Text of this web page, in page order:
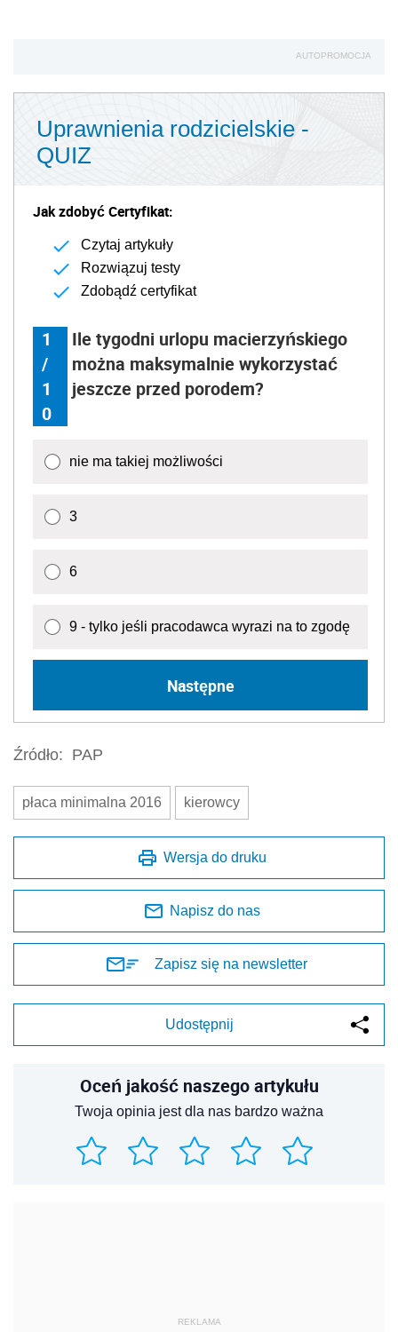
AUTOPROMOCJA
Uprawnienia rodzicielskie -
QUIZ
Jak zdobyć Certyfikat:
Czytaj artykuły
Rozwiązuj testy
Zdobądź certyfikat
1
/
1
0
Ile tygodni urlopu macierzyńskiego
można maksymalnie wykorzystać
jeszcze przed porodem?
nie ma takiej możliwości
3
6
9 - tylko jeśli pracodawca wyrazi na to zgodę
Następne
Źródło: PAP
płaca minimalna 2016 kierowcy
Wersja do druku
Napisz do nas
Zapisz się na newsletter
Udostępnij
Oceń jakość naszego artykułu
Twoja opinia jest dla nas bardzo ważna
REKLAMA